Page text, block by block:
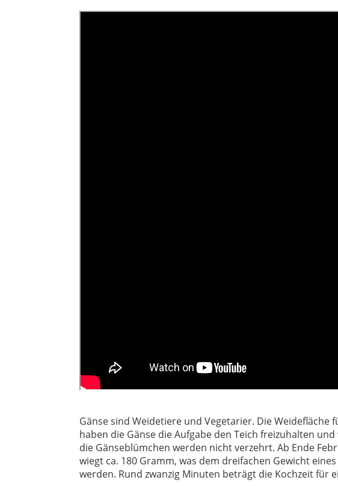
Gänse sind Weidetiere und Vegetarier. Die
haben die Gänse die Aufgabe den Teich freizuhalten
die Gänseblümchen werden nicht verzehrt. Ab Ende
wiegt ca. 180 Gramm, was dem dreifachen Gewicht
werden. Rund zwanzig Minuten beträgt die Kochzeit für